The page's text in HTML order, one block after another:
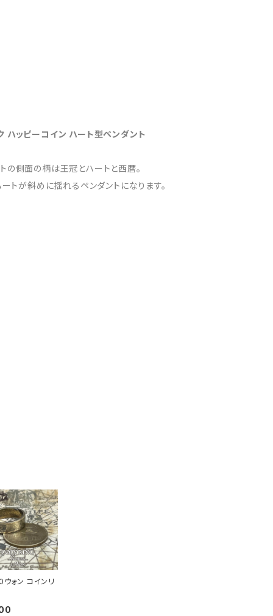
ハッピーコイン ハート型ペンダント
の側面の柄は王冠とハートと西暦。
トが斜めに揺れるペンダントになります。
ォン コインリ